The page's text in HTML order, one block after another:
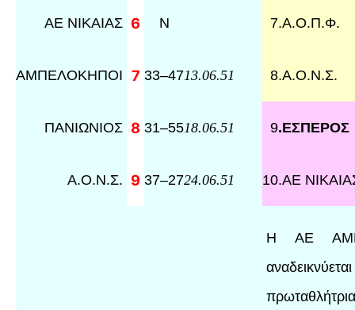
ΑΕ ΝΙΚΑΙΑΣ 6 N 7.Α.Ο.Π.Φ.
ΑΜΠΕΛΟΚΗΠΟΙ 7 33–4713.06.51 8.Α.Ο.Ν.Σ.
ΠΑΝΙΩΝΙΟΣ 8 31–5518.06.51 9.ΕΣΠΕΡΟΣ
Α.Ο.Ν.Σ. 9 37–2724.06.51 10.ΑΕ
Η ΑΕ
αναδεικνύεται